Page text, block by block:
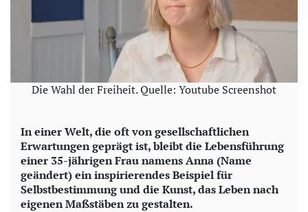
Die Wahl der Freiheit. Quelle: Youtube Screenshot
In einer Welt, die oft von gesellschaftlichen
Erwartungen geprägt ist, bleibt die Lebensführung
einer 35-jährigen Frau namens Anna (Name
geändert) ein inspirierendes Beispiel für
Selbstbestimmung und die Kunst, das Leben nach
eigenen Maßstäben zu gestalten.